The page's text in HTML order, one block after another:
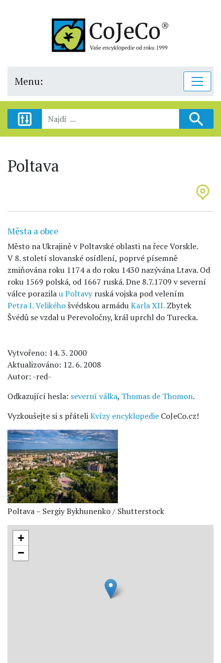
Menu:
Poltava
Města a obce
Město na Ukrajině v Poltavské oblasti na řece Vorskle.
V 8. století slovanské osídlení, poprvé písemně
zmiňována roku 1174 a do roku 1430 nazývána Ltava. Od
roku 1569 polská, od 1667 ruská. Dne 8.7.1709 v severní
válce porazilau Poltavyruská vojska pod velením
Petra I. Velikéhošvédskou armáduKarla XII. Zbytek
Švédů se vzdal u Perevoločny, král uprchl do Turecka.
Vytvořeno: 14. 3. 2000
Aktualizováno: 12. 6. 2008
Autor: -red-
Odkazující hesla: severní válka, Thomas de Thomon.
Vyzkoušejte si s přáteliKvízy encyklopedie CoJeCo.cz!
Poltava – Sergiy Bykhunenko / Shutterstock
+
−